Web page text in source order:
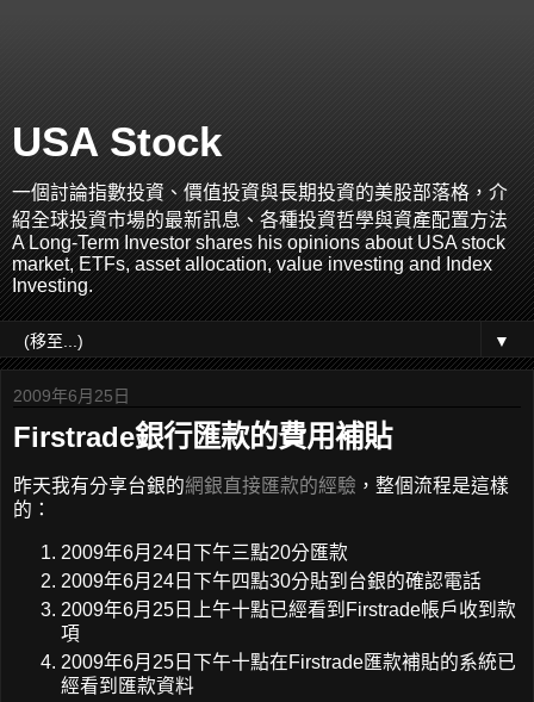
USA Stock
一個討論指數投資、價值投資與長期投資的美股部落格，介
紹全球投資市場的最新訊息、各種投資哲學與資產配置方法
A Long-Term Investor shares his opinions about USA stock
market, ETFs, asset allocation, value investing and Index
Investing.
▼
2009年6月25日
Firstrade銀行匯款的費用補貼
昨天我有分享台銀的網銀直接匯款的經驗 ，整個流程是這樣
的：
2009年6月24日下午三點20分匯款
2009年6月24日下午四點30分貼到台銀的確認電話
2009年6月25日上午十點已經看到Firstrade帳戶收到款
項
2009年6月25日下午十點在Firstrade匯款補貼的系統已
經看到匯款資料